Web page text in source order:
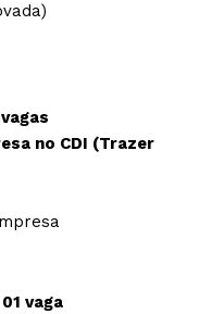
no CDI (Trazer
vaga